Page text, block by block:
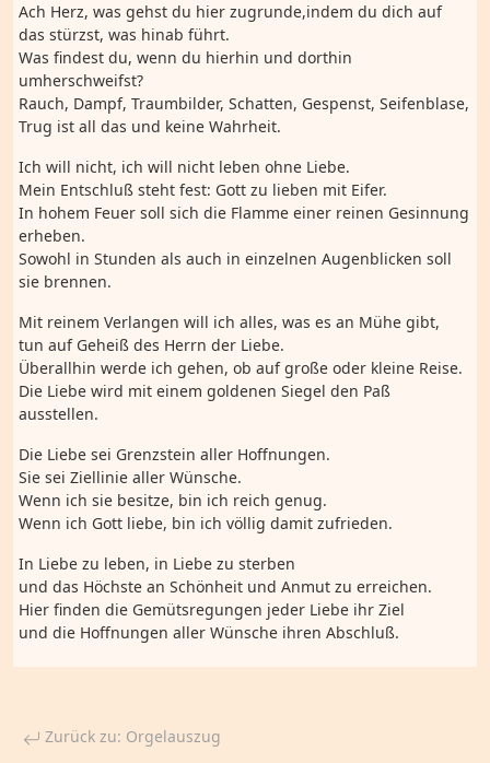
Ach Herz, was gehst du hier zugrunde,indem du dich auf
das stürzst, was hinab führt.
Was findest du, wenn du hierhin und dorthin
umherschweifst?
Rauch, Dampf, Traumbilder, Schatten, Gespenst, Seifenblase,
Trug ist all das und keine Wahrheit.
Ich will nicht, ich will nicht leben ohne Liebe.
Mein Entschluß steht fest: Gott zu lieben mit Eifer.
In hohem Feuer soll sich die Flamme einer reinen Gesinnung
erheben.
Sowohl in Stunden als auch in einzelnen Augenblicken soll
sie brennen.
Mit reinem Verlangen will ich alles, was es an Mühe gibt,
tun auf Geheiß des Herrn der Liebe.
Überallhin werde ich gehen, ob auf große oder kleine Reise.
Die Liebe wird mit einem goldenen Siegel den Paß
ausstellen.
Die Liebe sei Grenzstein aller Hoffnungen.
Sie sei Ziellinie aller Wünsche.
Wenn ich sie besitze, bin ich reich genug.
Wenn ich Gott liebe, bin ich völlig damit zufrieden.
In Liebe zu leben, in Liebe zu sterben
und das Höchste an Schönheit und Anmut zu erreichen.
Hier finden die Gemütsregungen jeder Liebe ihr Ziel
und die Hoffnungen aller Wünsche ihren Abschluß.
Zurück zu: Orgelauszug